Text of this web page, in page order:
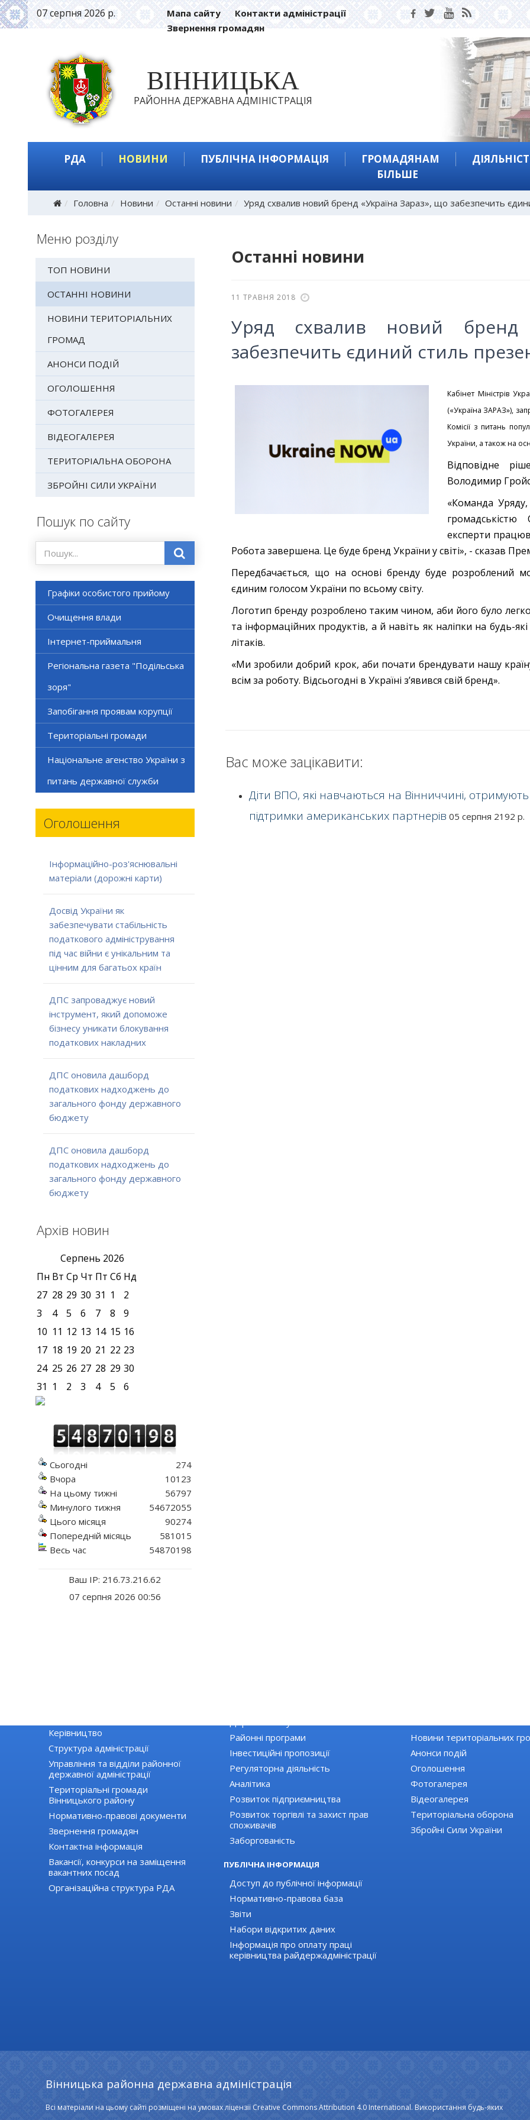
07 серпня 2026 р. Мапа сайту
Контакти адміністрації
Звернення громадян
ВІННИЦЬКА
РАЙОННА ДЕРЖАВНА АДМІНІСТРАЦІЯ
РДА НОВИНИ ПУБЛІЧНА ІНФОРМАЦІЯ ГРОМАДЯНАМ
БІЛЬШЕ
Головна Новини Останні новини Уряд схвалив новий бренд «Україна Зараз», що забезпечить
Меню розділу
ТОП НОВИНИ
ОСТАННІ НОВИНИ
НОВИНИ ТЕРИТОРІАЛЬНИХ
ГРОМАД
АНОНСИ ПОДІЙ
ОГОЛОШЕННЯ
ФОТОГАЛЕРЕЯ
ВІДЕОГАЛЕРЕЯ
ТЕРИТОРІАЛЬНА ОБОРОНА
ЗБРОЙНІ СИЛИ УКРАЇНИ
Пошук по сайту
Графіки особистого прийому
Очищення влади
Інтернет-приймальня
Регіональна газета "Подільська
зоря"
Запобігання проявам корупції
Територіальні громади
Національне агенство України з
питань державної служби
Оголошення
Інформаційно-роз'яснювальні
матеріали (дорожні карти)
Досвід України як
забезпечувати стабільність
податкового адміністрування
під час війни є унікальним та
цінним для багатьох країн
ДПС запроваджує новий
інструмент, який допоможе
бізнесу уникати блокування
податкових накладних
ДПС оновила дашборд
податкових надходжень до
загального фонду державного
бюджету
ДПС оновила дашборд
податкових надходжень до
загального фонду державного
бюджету
Архів новин
Серпень 2026
Пн Вт Ср Чт Пт Сб Нд
27 28 29 30 31 1
2
3
4 5 6 7 8
9
10 11 12 13 14 15 16
17 18 19 20 21 22 23
24 25 26 27 28 29 30
31 1 2 3 4 5 6
Сьогодні
Вчора
На цьому тижні
Минулого тижня
Цього місяця
Попередній місяць
Весь час
274
10123
56797
54672055
90274
581015
54870198
Ваш IP: 216.73.216.62
07 серпня 2026 00:56
Останні новини
11 ТРАВНЯ 2018
Уряд схвалив новий бренд
забезпечить єдиний стиль
Кабінет Міністрів
(«Україна ЗАРАЗ»),
Комісії з питань
України, а також на
Відповідне
Володимир
«Команда
громадськістю
експерти
Робота завершена. Це буде бренд України у світі», - сказав
Передбачається, що на основі бренду буде розроблений
єдиним голосом України по всьому світу.
Логотип бренду розроблено таким чином, аби його було
та інформаційних продуктів, а й навіть як наліпки на будь-
літаків.
«Ми зробили добрий крок, аби почати брендувати нашу
всім за роботу. Відсьогодні в Україні з’явився свій бренд».
Вас може зацікавити:
Діти ВПО, які навчаються на Вінниччині,
підтримки американських партнерів 05 серпня 2192 р.
Керівництво
Структура адміністрації
Управління та відділи районної
державної адміністрації
Територіальні громади
Вінницького району
Нормативно-правові документи
Звернення громадян
Контактна інформація
Вакансії, конкурси на заміщення
вакантних посад
Організаційна структура РДА
Районні програми
Інвестиційні пропозиції
Регуляторна діяльність
Аналітика
Розвиток підприємництва
Розвиток торгівлі та захист прав
споживачів
Заборгованість
ПУБЛІЧНА ІНФОРМАЦІЯ
Доступ до публічної інформації
Нормативно-правова база
Звіти
Набори відкритих даних
Інформація про оплату праці
керівництва райдержадміністрації
Новини територіальних
Анонси подій
Оголошення
Фотогалерея
Відеогалерея
Територіальна оборона
Збройні Сили України
Вінницька районна державна адміністрація
Всі матеріали на цьому сайті розміщені на умовах ліцензії Creative Commons Attribution 4.0 International. Використання будь-яких